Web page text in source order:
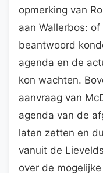
opmerking van
aan Wallerbos:
beantwoord
agenda en de
kon wachten.
aanvraag van
agenda van de
laten zetten en
vanuit de
over de